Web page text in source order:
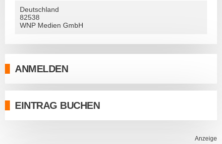
Anzeige
Deutschland
82538
WNP Medien GmbH
ANMELDEN
EINTRAG BUCHEN